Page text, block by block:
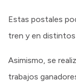
Estas postales
tren y en
Asimismo, se
trabajos